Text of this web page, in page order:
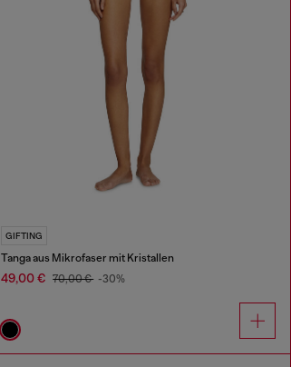
GIFTING
Tanga aus Mikrofaser mit Kristallen
49,00 € 70,00 € -30%